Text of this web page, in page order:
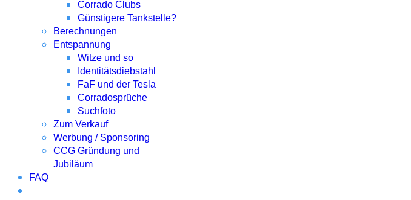
Corrado Clubs
Günstigere Tankstelle?
Berechnungen
Entspannung
Witze und so
Identitätsdiebstahl
FaF und der Tesla
Corradosprüche
Suchfoto
Zum Verkauf
Werbung / Sponsoring
CCG Gründung und
Jubiläum
FAQ